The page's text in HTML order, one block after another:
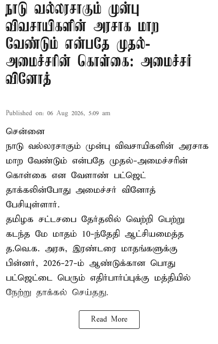
நாடு வல்லரசாகும் முன்பு
விவசாயிகளின் அரசாக மாற
வேண்டும் என்பதே முதல்-
அமைச்சரின் கொள்கை: அமைச்சர்
வினோத்
Published on: 06 Aug 2026, 5:09 am
சென்னை
நாடு வல்லரசாகும் முன்பு விவசாயிகளின் அரசாக
மாற வேண்டும் என்பதே முதல்-அமைச்சரின்
கொள்கை என வேளாண் பட்ஜெட்
தாக்கலின்போது அமைச்சர் வினோத்
பேசியுள்ளார்.
தமிழக சட்டசபை தேர்தலில் வெற்றி பெற்று
கடந்த மே மாதம் 10-ந்தேதி ஆட்சியமைத்த
த.வெ.க. அரசு, இரண்டரை மாதங்களுக்கு
பின்னர், 2026-27-ம் ஆண்டுக்கான பொது
பட்ஜெட்டை பெரும் எதிர்பார்ப்புக்கு மத்தியில்
நேற்று தாக்கல் செய்தது.
Read More